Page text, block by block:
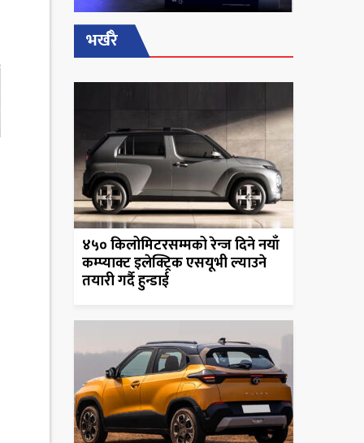
भर्खरै
४५० किलोमिटरसम्मको रेन्ज दिने नयाँ
कम्प्याक्ट इलेक्ट्रिक एसयूभी ल्याउने
तयारी गर्दै हुन्डाई